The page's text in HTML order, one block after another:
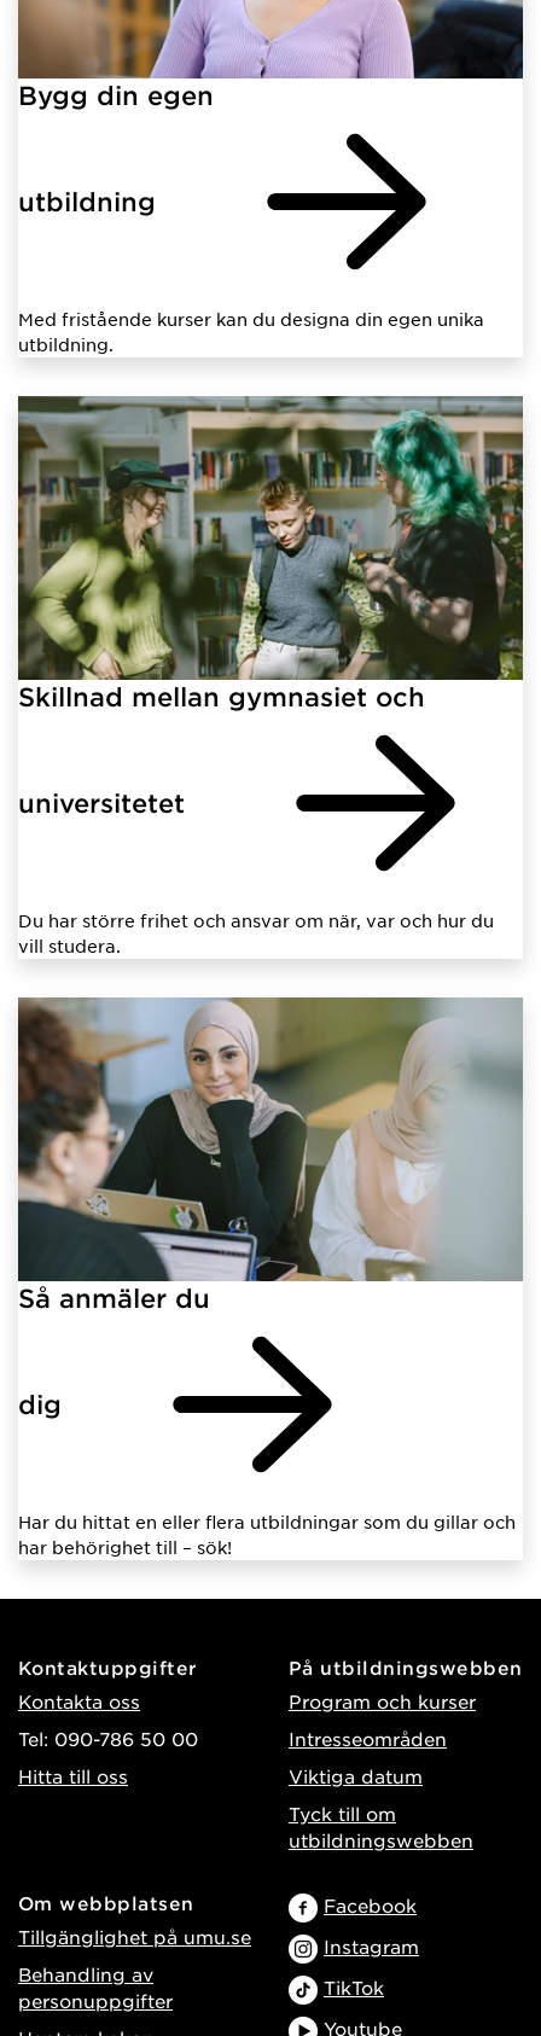
Bygg din egen
utbildning
Med fristående kurser kan du designa din egen unika
utbildning.
Skillnad mellan gymnasiet och
universitetet
Du har större frihet och ansvar om när, var och hur du
vill studera.
Så anmäler du
dig
Har du hittat en eller flera utbildningar som du gillar och
har behörighet till – sök!
Kontaktuppgifter
Kontakta oss
Tel: 090-786 50 00
Hitta till oss
På utbildningswebben
Program och kurser
Intresseområden
Viktiga datum
Tyck till om
utbildningswebben
Om webbplatsen
Tillgänglighet på umu.se
Behandling av
personuppgifter
Facebook
Instagram
TikTok
Youtube